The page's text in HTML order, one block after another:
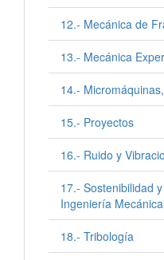
12.- Mecánica de
13.- Mecánica
14.-
15.- Proyectos
16.- Ruido y
17.- Sostenibilidad
Ingeniería Mecánica
18.- Tribología